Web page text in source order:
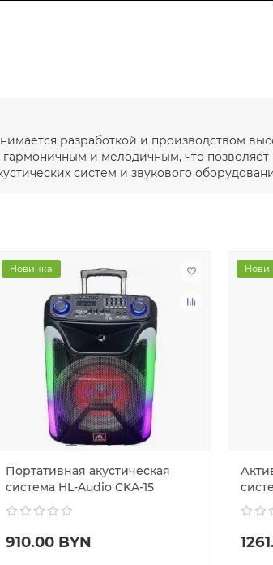
разработкой и производством
гармоничным и мелодичным, что
систем и звукового
Новинка
Портативная акустическая
система HL-Audio CKA-15
910.00 BYN